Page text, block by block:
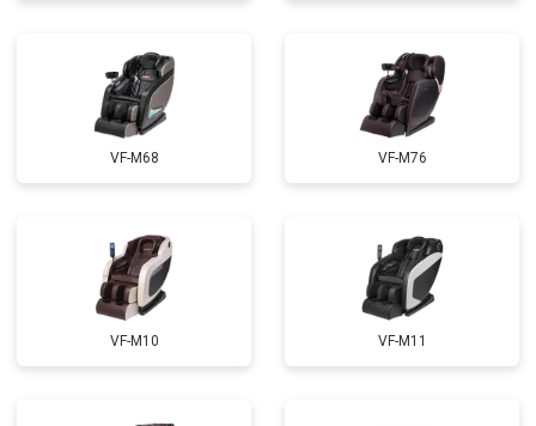
Ремонт купюроприемника от 4700 ₽ Заказать
Замена сетевого трансформатора от 4500 ₽
VF-M68 VF-M76
VF-M10 VF-M11